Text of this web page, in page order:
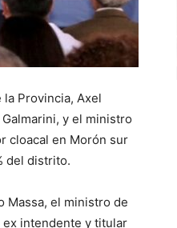
Provincia, Axel
y el ministro
cloacal en Morón sur
del distrito.
Massa, el ministro de
ex intendente y titular